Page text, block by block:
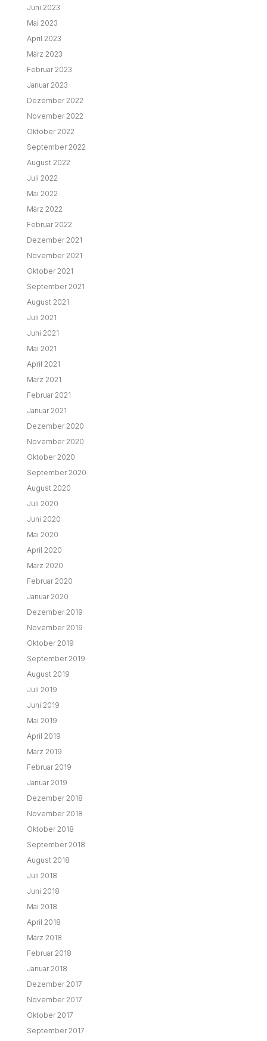
Juni 2023
Mai 2023
April 2023
März 2023
Februar 2023
Januar 2023
Dezember 2022
November 2022
Oktober 2022
September 2022
August 2022
Juli 2022
Mai 2022
März 2022
Februar 2022
Dezember 2021
November 2021
Oktober 2021
September 2021
August 2021
Juli 2021
Juni 2021
Mai 2021
April 2021
März 2021
Februar 2021
Januar 2021
Dezember 2020
November 2020
Oktober 2020
September 2020
August 2020
Juli 2020
Juni 2020
Mai 2020
April 2020
März 2020
Februar 2020
Januar 2020
Dezember 2019
November 2019
Oktober 2019
September 2019
August 2019
Juli 2019
Juni 2019
Mai 2019
April 2019
März 2019
Februar 2019
Januar 2019
Dezember 2018
November 2018
Oktober 2018
September 2018
August 2018
Juli 2018
Juni 2018
Mai 2018
April 2018
März 2018
Februar 2018
Januar 2018
Dezember 2017
November 2017
Oktober 2017
September 2017